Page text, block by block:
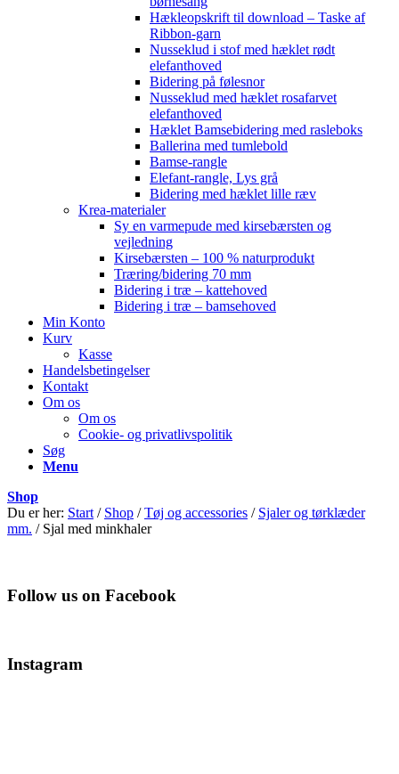
Hækleopskrift til download – Taske af
Ribbon-garn
Nusseklud i stof med hæklet rødt
elefanthoved
Bidering på følesnor
Nusseklud med hæklet rosafarvet
elefanthoved
Hæklet Bamsebidering med rasleboks
Ballerina med tumlebold
Bamse-rangle
Elefant-rangle, Lys grå
Bidering med hæklet lille ræv
Krea-materialer
Sy en varmepude med kirsebærsten og
vejledning
Kirsebærsten – 100 % naturprodukt
Træring/bidering 70 mm
Bidering i træ – kattehoved
Bidering i træ – bamsehoved
Min Konto
Kurv
Kasse
Handelsbetingelser
Kontakt
Om os
Om os
Cookie- og privatlivspolitik
Søg
Menu
Shop
Du er her: Start / Shop / Tøj og accessories / Sjaler og tørklæder
mm. / Sjal med minkhaler
Follow us on Facebook
Instagram